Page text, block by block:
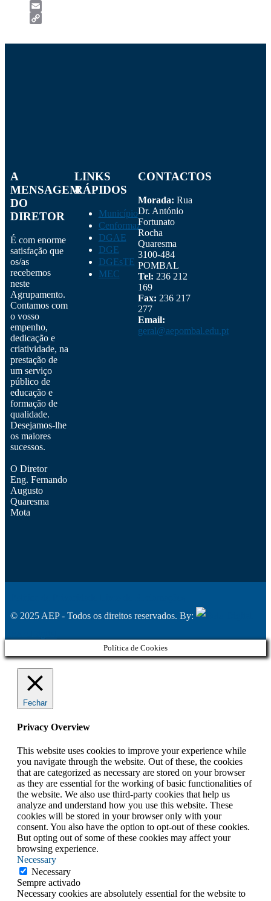
Twitter
Email
Link
A
MENSAGEM
DO
DIRETOR
É com enorme
satisfação que
os/as
recebemos
neste
Agrupamento.
Contamos com
o vosso
empenho,
dedicação e
criatividade, na
prestação de
um serviço
público de
educação e
formação de
qualidade.
Desejamos-lhe
os maiores
sucessos.
O Diretor
Eng. Fernando
Augusto
Quaresma
Mota
LINKS
RÁPIDOS
Município
Cenformaz
DGAE
DGE
DGEsTE
MEC
CONTACTOS
Morada: Rua
Dr. António
Fortunato
Rocha
Quaresma
3100-484
POMBAL
Tel: 236 212
169
Fax: 236 217
277
Email:
geral@aepombal.edu.pt
© 2025 AEP - Todos os direitos reservados. By:
Política de Cookies
Fechar
Privacy Overview
This website uses cookies to improve your experience while
you navigate through the website. Out of these, the cookies
that are categorized as necessary are stored on your browser
as they are essential for the working of basic functionalities of
the website. We also use third-party cookies that help us
analyze and understand how you use this website. These
cookies will be stored in your browser only with your
consent. You also have the option to opt-out of these cookies.
But opting out of some of these cookies may affect your
browsing experience.
Necessary
Necessary
Sempre activado
Necessary cookies are absolutely essential for the website to